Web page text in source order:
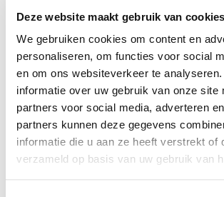
Deze website maakt gebruik van cookies
We gebruiken cookies om content en
personaliseren, om functies voor social
en om ons websiteverkeer te
informatie over uw gebruik van onze site
partners voor social media, adverteren
partners kunnen deze gegevens
informatie die u aan ze heeft verstrekt of
verzameld op basis van uw gebruik van
Bieden en financieren
Het biedingsproces is per land
In sommige landen is een bod
bindend en wordt een
20% gevraagd. Vaak moet je
aantonen dat je kunt betalen,
met een bankgarantie.